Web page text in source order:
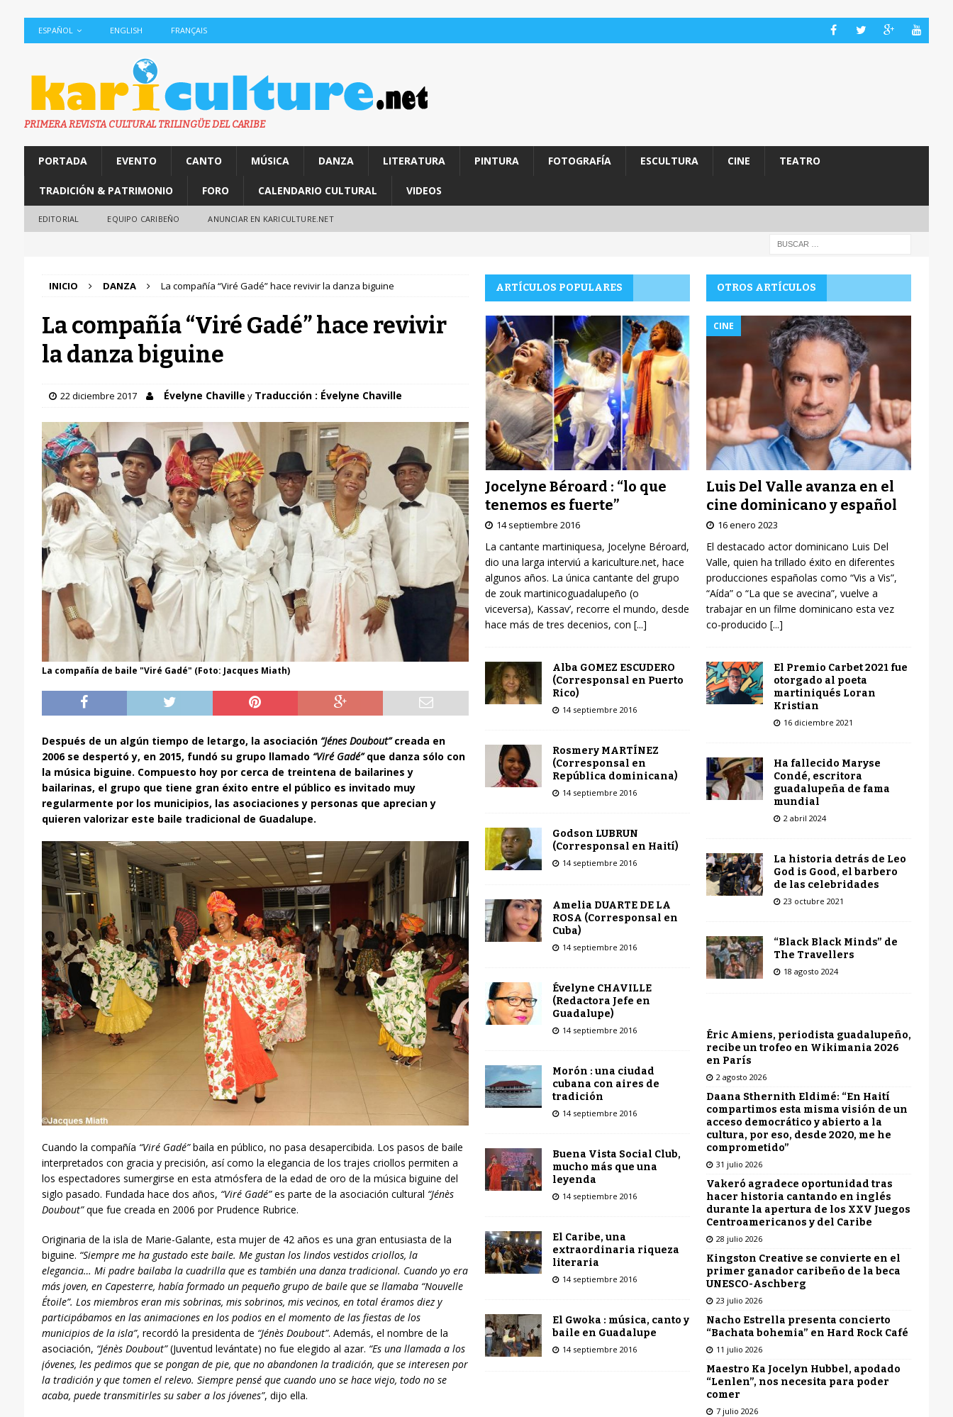
ESPAÑOL ENGLISH FRANÇAIS
PRIMERA REVISTA CULTURAL TRILINGÜE DEL CARIBE
PORTADA EVENTO CANTO MÚSICA DANZA LITERATURA PINTURA FOTOGRAFÍA ESCULTURA CINE TEATRO
TRADICIÓN & PATRIMONIO FORO CALENDARIO CULTURAL VIDEOS
EDITORIAL EQUIPO CARIBEÑO ANUNCIAR EN KARICULTURE.NET
INICIO DANZA La compañía “Viré Gadé” hace revivir la danza biguine
La compañía “Viré Gadé” hace revivir
la danza biguine
22 diciembre 2017 Évelyne Chaville y Traducción : Évelyne Chaville
La compañía de baile "Viré Gadé" (Foto: Jacques Miath)
Después de un algún tiempo de letargo, la asociación “Jénes Doubout”creada en
2006 se despertó y, en 2015, fundó su grupo llamado “Viré Gadé”que danza sólo con
la música biguine. Compuesto hoy por cerca de treintena de bailarines y
bailarinas, el grupo que tiene gran éxito entre el público es invitado muy
regularmente por los municipios, las asociaciones y personas que aprecian y
quieren valorizar este baile tradicional de Guadalupe.
Cuando la compañía “Viré Gadé”baila en público, no pasa desapercibida. Los pasos de baile
interpretados con gracia y precisión, así como la elegancia de los trajes criollos permiten a
los espectadores sumergirse en esta atmósfera de la edad de oro de la música biguine del
siglo pasado. Fundada hace dos años, “Viré Gadé”es parte de la asociación cultural “Jénès
Doubout”que fue creada en 2006 por Prudence Rubrice.
Originaria de la isla de Marie-Galante, esta mujer de 42 años es una gran entusiasta de la
biguine. “Siempre me ha gustado este baile. Me gustan los lindos vestidos criollos, la
elegancia… Mi padre bailaba la cuadrilla que es también una danza tradicional. Cuando yo era
más joven, en Capesterre, había formado un pequeño grupo de baile que se llamaba “Nouvelle
Étoile”. Los miembros eran mis sobrinas, mis sobrinos, mis vecinos, en total éramos diez y
participábamos en las animaciones en los podios en el momento de las fiestas de los
municipios de la isla”, recordó la presidenta de “Jénès Doubout”. Además, el nombre de la
asociación, “Jénès Doubout”(Juventud levántate) no fue elegido al azar. “Es una llamada a los
jóvenes, les pedimos que se pongan de pie, que no abandonen la tradición, que se interesen por
la tradición y que tomen el relevo. Siempre pensé que cuando uno se hace viejo, todo no se
acaba, puede transmitirles su saber a los jóvenes”, dijo ella.
ARTÍCULOS POPULARES
Jocelyne Béroard : “lo que
tenemos es fuerte”
14 septiembre 2016
La cantante martiniquesa, Jocelyne Béroard,
dio una larga interviú a kariculture.net, hace
algunos años. La única cantante del grupo
de zouk martinicoguadalupeño (o
viceversa), Kassav’, recorre el mundo, desde
hace más de tres decenios, con [...]
Alba GOMEZ ESCUDERO
(Corresponsal en Puerto
Rico)
14 septiembre 2016
Rosmery MARTÍNEZ
(Corresponsal en
República dominicana)
14 septiembre 2016
Godson LUBRUN
(Corresponsal en Haití)
14 septiembre 2016
Amelia DUARTE DE LA
ROSA (Corresponsal en
Cuba)
14 septiembre 2016
Évelyne CHAVILLE
(Redactora Jefe en
Guadalupe)
14 septiembre 2016
Morón : una ciudad
cubana con aires de
tradición
14 septiembre 2016
Buena Vista Social Club,
mucho más que una
leyenda
14 septiembre 2016
El Caribe, una
extraordinaria riqueza
literaria
14 septiembre 2016
El Gwoka : música, canto y
baile en Guadalupe
14 septiembre 2016
OTROS ARTÍCULOS
CINE
Luis Del Valle avanza en el
cine dominicano y español
16 enero 2023
El destacado actor dominicano Luis Del
Valle, quien ha trillado éxito en diferentes
producciones españolas como “Vis a Vis”,
“Aída” o “La que se avecina”, vuelve a
trabajar en un filme dominicano esta vez
co-producido [...]
El Premio Carbet 2021 fue
otorgado al poeta
martiniqués Loran
Kristian
16 diciembre 2021
Ha fallecido Maryse
Condé, escritora
guadalupeña de fama
mundial
2 abril 2024
La historia detrás de Leo
God is Good, el barbero
de las celebridades
23 octubre 2021
“Black Black Minds” de
The Travellers
18 agosto 2024
Éric Amiens, periodista guadalupeño,
recibe un trofeo en Wikimania 2026
en París
2 agosto 2026
Daana Sthernith Eldimé: “En Haití
compartimos esta misma visión de un
acceso democrático y abierto a la
cultura, por eso, desde 2020, me he
comprometido”
31 julio 2026
Vakeró agradece oportunidad tras
hacer historia cantando en inglés
durante la apertura de los XXV Juegos
Centroamericanos y del Caribe
28 julio 2026
Kingston Creative se convierte en el
primer ganador caribeño de la beca
UNESCO-Aschberg
23 julio 2026
Nacho Estrella presenta concierto
“Bachata bohemia” en Hard Rock Café
11 julio 2026
Maestro Ka Jocelyn Hubbel, apodado
“Lenlen”, nos necesita para poder
comer
7 julio 2026